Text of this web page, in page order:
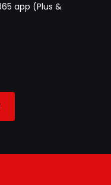
app (Plus &